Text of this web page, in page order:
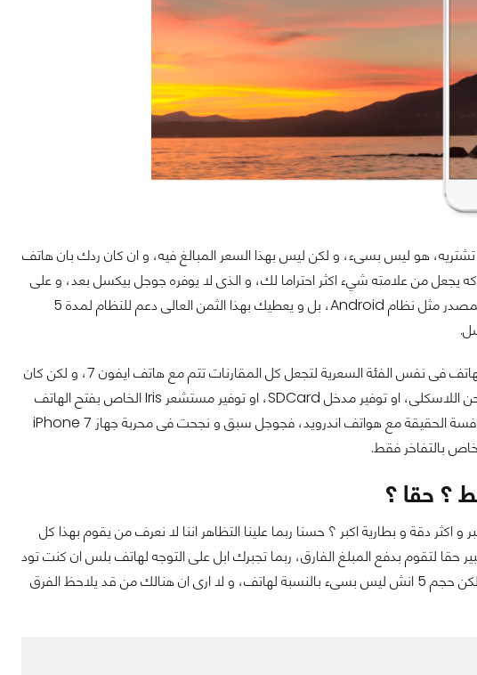
هو ليس بسىء، و لكن ليس بهذا السعر المبالغ فيه، و ان كان ردك بان هاتف
يجعل من علامته شيء اكثر احتراما لك، و الذى لا يوفره جوجل بيكسل بعد، و على
الناحية التقنية فهاتف ايفون 7 يوفر لنا نظام iOS، و هو ليس نظام مفتوح المصدر مثل نظام Android، بل و يعطيك بهذا الثمن العالى دعم للنظام لمدة 5
جوجل قدمت اقوى ما لديها فى المحاربة امام هاتف iPhone 7، و وضعة الهاتف فى نفس الفئة السعرية لتجعل كل المقارنات تتم مع هاتف ايفون 7، و لكن كان
يمكننا امتلاك بعض الاشياء التي تجعل هاتف جوجل بيكسل مميز، مثل الشحن اللاسكلى، او توفير مدخل SDCard، او توفير مستشعر Iris الخاص بفتح الهاتف
ببصمة العين، او اي من المميزات التي نراها فى هواتف اندرويد الاخرى، المنافسة الحقيقة مع هواتف اندرويد، فجوجل سبق و نجحت فى محربة جهاز iPhone 7
؟ حقا ؟
دقة و بطارية اكبر ؟ حسنا ربما علينا التظاهر اننا لا نعرف من يقوم بهذا كل
لتقوم بدفع المبلغ الفارق، ربما تجبرك ابل على التوجه لهاتف بلس ان كنت تود
الحصول على شاشة كبيرة و هذا بسبب صغر حجم شاشة الهاتف العادى، و لكن حجم 5 انش ليس بسىء بالنسبة لهاتف، و لا ارى ان هنالك من قد يلاحظ الفرق